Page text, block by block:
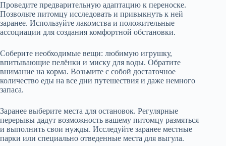
Проведите предварительную адаптацию к переноске.
Позвольте питомцу исследовать и привыкнуть к ней
заранее. Используйте лакомства и положительные
ассоциации для создания комфортной обстановки.
Соберите необходимые вещи: любимую игрушку,
впитывающие пелёнки и миску для воды. Обратите
внимание на корма. Возьмите с собой достаточное
количество еды на все дни путешествия и даже немного
запаса.
Заранее выберите места для остановок. Регулярные
перерывы дадут возможность вашему питомцу размяться
и выполнить свои нужды. Исследуйте заранее местные
парки или специально отведенные места для выгула.